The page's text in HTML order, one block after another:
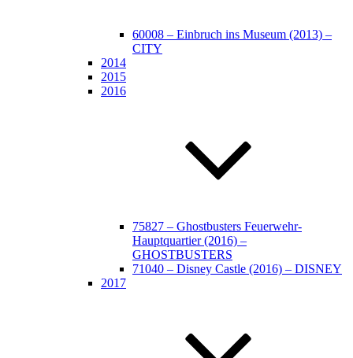
60008 – Einbruch ins Museum (2013) –
CITY
2014
2015
2016
75827 – Ghostbusters Feuerwehr-
Hauptquartier (2016) –
GHOSTBUSTERS
71040 – Disney Castle (2016) – DISNEY
2017